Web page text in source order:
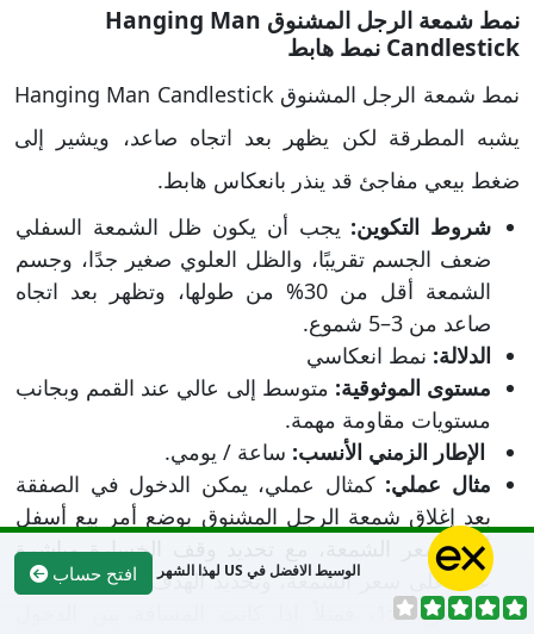
نمط شمعة الرجل المشنوق Hanging Man
Candlestick نمط هابط
نمط شمعة الرجل المشنوق Hanging Man Candlestick
يشبه المطرقة لكن يظهر بعد اتجاه صاعد، ويشير إلى
ضغط بيعي مفاجئ قد ينذر بانعكاس هابط.
شروط التكوين: يجب أن يكون ظل الشمعة السفلي
ضعف الجسم تقريبًا، والظل العلوي صغير جدًا، وجسم
الشمعة أقل من 30% من طولها، وتظهر بعد اتجاه
صاعد من 3–5 شموع.
الدلالة: نمط انعكاسي
مستوى الموثوقية: متوسط إلى عالي عند القمم وبجانب
مستويات مقاومة مهمة.
الإطار الزمني الأنسب: ساعة / يومي.
مثال عملي:كمثال عملي، يمكن الدخول في الصفقة
بعد إغلاق شمعة الرجل المشنوق بوضع أمر بيع أسفل
أدنى سعر الشمعة، مع تحديد وقف الخسارة مباشرة
عند أعلى سعر الشمعة، وتحديد الهدف بنسبة ربح إلى
الوسيط الافضل في US لهذا الشهر افتح حساب